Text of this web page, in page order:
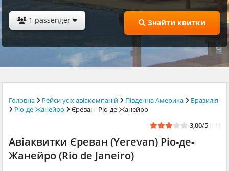
1 passenger Знайти квитки
Головна Рейси усіх авіакомпаній Південна Америка
Бразилія
Ріо-де-Жанейро
Єреван–Ріо-де-Жанейро
3,00/5 (: 1)
Авіаквитки Єреван (Yerevan) Ріо-де-
Жанейро (Rio de Janeiro)